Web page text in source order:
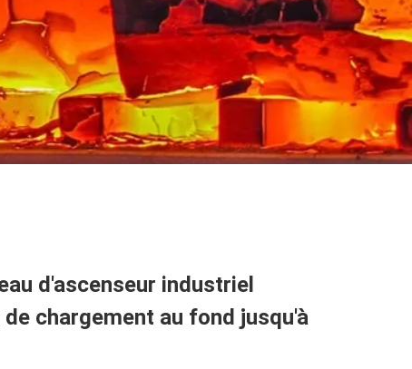
d'ascenseur industriel
chargement au fond jusqu'à